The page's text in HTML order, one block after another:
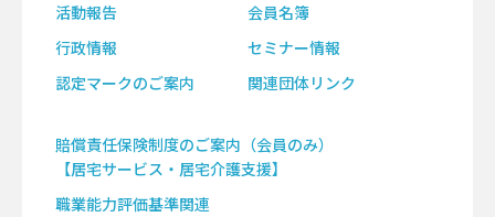
活動報告
会員名簿
行政情報
セミナー情報
認定マークのご案内
関連団体リンク
賠償責任保険制度のご案内（会員のみ）
【居宅サービス・居宅介護支援】
職業能力評価基準関連